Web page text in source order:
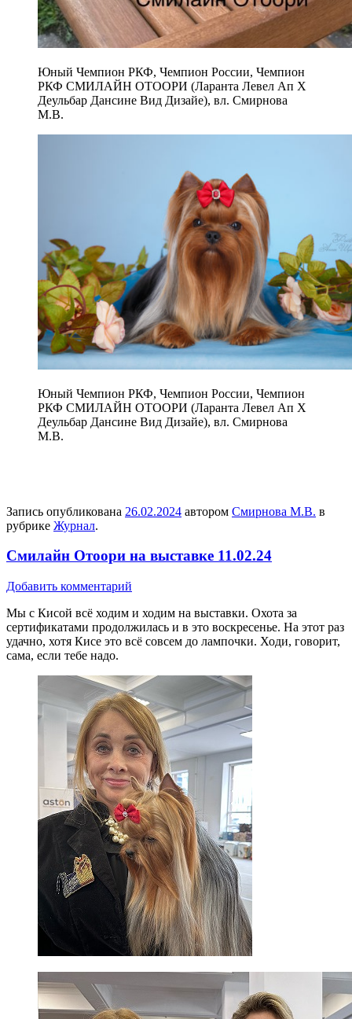
Юный Чемпион РКФ, Чемпион России, Чемпион
РКФ СМИЛАЙН ОТООРИ (Ларанта Левел Ап Х
Деульбар Дансине Вид Дизайе), вл. Смирнова
М.В.
Юный Чемпион РКФ, Чемпион России, Чемпион
РКФ СМИЛАЙН ОТООРИ (Ларанта Левел Ап Х
Деульбар Дансине Вид Дизайе), вл. Смирнова
М.В.
Запись опубликована 26.02.2024 автором Смирнова М.В. в
рубрике Журнал.
Смилайн Отоори на выставке 11.02.24
Добавить комментарий
Мы с Кисой всё ходим и ходим на выставки. Охота за
сертификатами продолжилась и в это воскресенье. На этот раз
удачно, хотя Кисе это всё совсем до лампочки. Ходи, говорит,
сама, если тебе надо.